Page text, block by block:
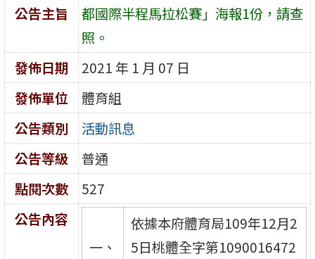
公告主旨
都國際半程馬拉松賽」海報1份，請查
照。
發佈日期
2021 年 1 月 07 日
發佈單位
體育組
公告類別
活動訊息
公告等級
普通
點閱次數
527
公告內容
一、
依據本府體育局109年12月2
5日桃體全字第1090016472